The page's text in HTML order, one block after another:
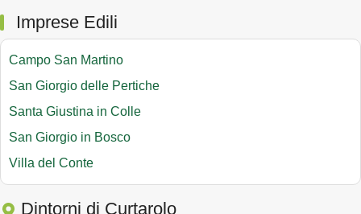
Imprese Edili
Campo San Martino
San Giorgio delle Pertiche
Santa Giustina in Colle
San Giorgio in Bosco
Villa del Conte
Dintorni di Curtarolo